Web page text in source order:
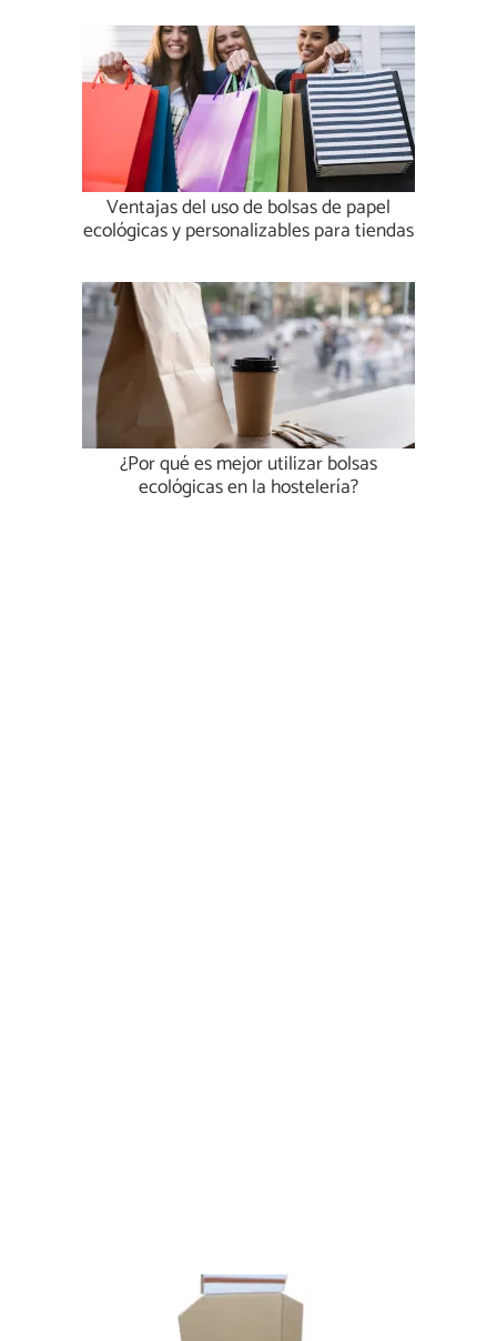
Ventajas del uso de bolsas de papel
ecológicas y personalizables para tiendas
¿Por qué es mejor utilizar bolsas
ecológicas en la hostelería?